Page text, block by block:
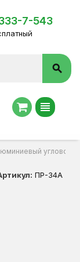
7-543
search
view_headline
угловой
ПР-34А